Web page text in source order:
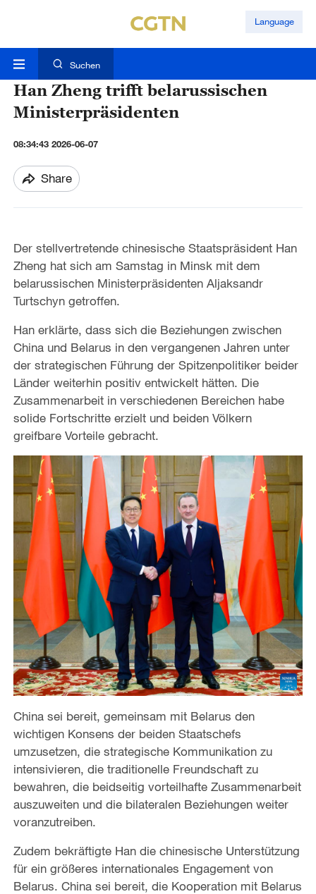
Language
Suchen
Han Zheng trifft belarussischen
Ministerpräsidenten
08:34:43 2026-06-07
Share
Der stellvertretende chinesische Staatspräsident Han
Zheng hat sich am Samstag in Minsk mit dem
belarussischen Ministerpräsidenten Aljaksandr
Turtschyn getroffen.
Han erklärte, dass sich die Beziehungen zwischen
China und Belarus in den vergangenen Jahren unter
der strategischen Führung der Spitzenpolitiker beider
Länder weiterhin positiv entwickelt hätten. Die
Zusammenarbeit in verschiedenen Bereichen habe
solide Fortschritte erzielt und beiden Völkern
greifbare Vorteile gebracht.
China sei bereit, gemeinsam mit Belarus den
wichtigen Konsens der beiden Staatschefs
umzusetzen, die strategische Kommunikation zu
intensivieren, die traditionelle Freundschaft zu
bewahren, die beidseitig vorteilhafte Zusammenarbeit
auszuweiten und die bilateralen Beziehungen weiter
voranzutreiben.
Zudem bekräftigte Han die chinesische Unterstützung
für ein größeres internationales Engagement von
Belarus. China sei bereit, die Kooperation mit Belarus